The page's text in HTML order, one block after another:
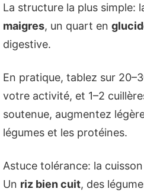
La structure la plus simple:
maigres, un quart en
digestive.
En pratique, tablez sur
votre activité, et 1–2
soutenue, augmentez
légumes et les protéines.
Astuce tolérance: la
Un riz bien cuit, des